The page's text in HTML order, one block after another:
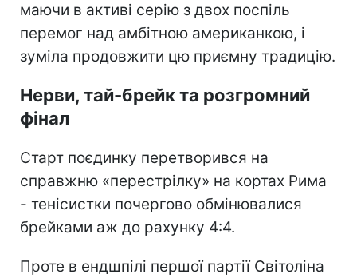
маючи в активі серію з двох поспіль
перемог над амбітною американкою, і
зуміла продовжити цю приємну традицію.
Нерви, тай-брейк та розгромний
фінал
Старт поєдинку перетворився на
справжню «перестрілку» на кортах Рима
- тенісистки почергово обмінювалися
брейками аж до рахунку 4:4.
Проте в ендшпілі першої партії Світоліна